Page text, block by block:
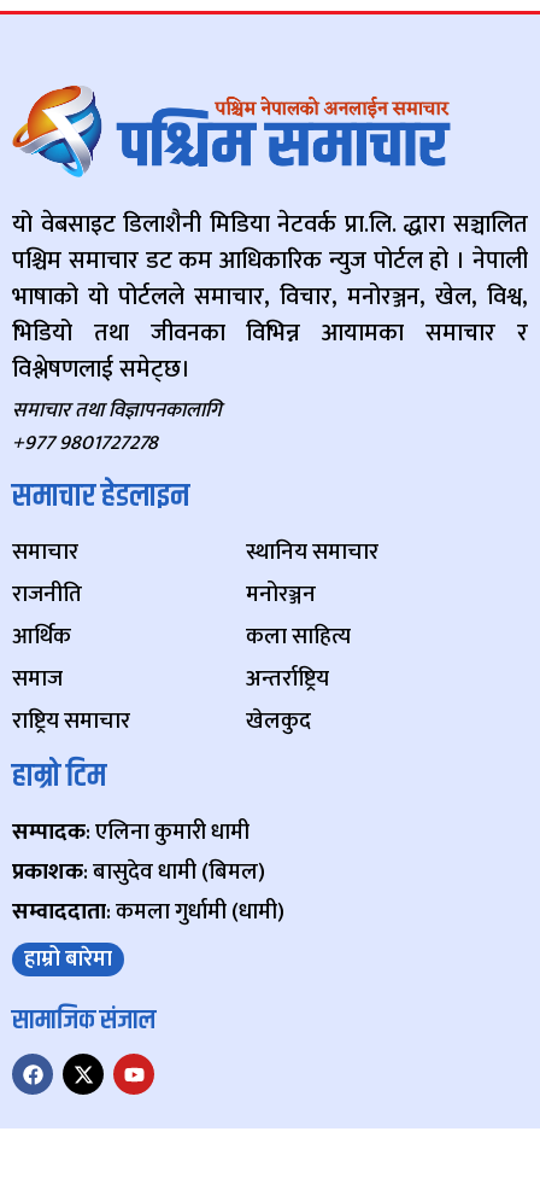
यो वेबसाइट डिलाशैनी मिडिया नेटवर्क प्रा.लि. द्धारा सञ्चालित
पश्चिम समाचार डट कम आधिकारिक न्युज पोर्टल हो । नेपाली
भाषाको यो पोर्टलले समाचार, विचार, मनोरञ्जन, खेल, विश्व,
भिडियो तथा जीवनका विभिन्न आयामका समाचार र
विश्लेषणलाई समेट्छ।
समाचार तथा विज्ञापनकालागि
+977 9801727278
समाचार हेडलाइन
समाचार
राजनीति
आर्थिक
समाज
राष्ट्रिय समाचार
स्थानिय समाचार
मनोरञ्जन
कला साहित्य
अन्तर्राष्ट्रिय
खेलकुद
हाम्रो टिम
सम्पादक: एलिना कुमारी धामी
प्रकाशक: बासुदेव धामी (बिमल)
सम्वाददाता: कमला गुर्धामी (धामी)
हाम्रो बारेमा
सामाजिक संजाल